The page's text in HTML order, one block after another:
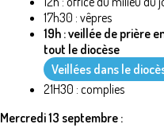
17h30 : vêpres
19h : veillée de prière
tout le diocèse
Veillées dans le
21H30 : complies
Mercredi 13 septembre :